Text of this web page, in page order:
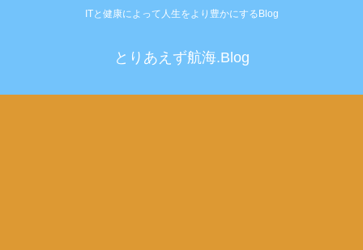
ITと健康によって人生をより豊かにするBlog
とりあえず航海.Blog